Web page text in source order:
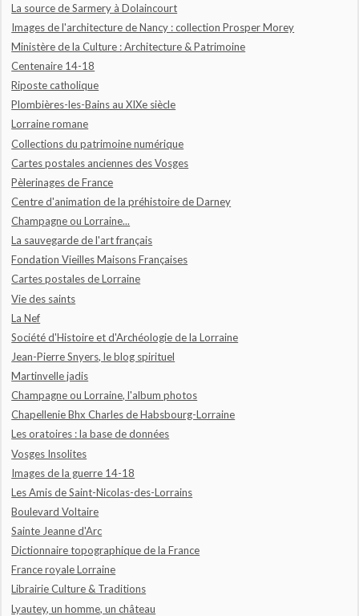
La source de Sarmery à Dolaincourt
Images de l'architecture de Nancy : collection Prosper Morey
Ministère de la Culture : Architecture & Patrimoine
Centenaire 14-18
Riposte catholique
Plombières-les-Bains au XIXe siècle
Lorraine romane
Collections du patrimoine numérique
Cartes postales anciennes des Vosges
Pèlerinages de France
Centre d'animation de la préhistoire de Darney
Champagne ou Lorraine...
La sauvegarde de l'art français
Fondation Vieilles Maisons Françaises
Cartes postales de Lorraine
Vie des saints
La Nef
Société d'Histoire et d'Archéologie de la Lorraine
Jean-Pierre Snyers, le blog spirituel
Martinvelle jadis
Champagne ou Lorraine, l'album photos
Chapellenie Bhx Charles de Habsbourg-Lorraine
Les oratoires : la base de données
Vosges Insolites
Images de la guerre 14-18
Les Amis de Saint-Nicolas-des-Lorrains
Boulevard Voltaire
Sainte Jeanne d'Arc
Dictionnaire topographique de la France
France royale Lorraine
Librairie Culture & Traditions
Lyautey, un homme, un château